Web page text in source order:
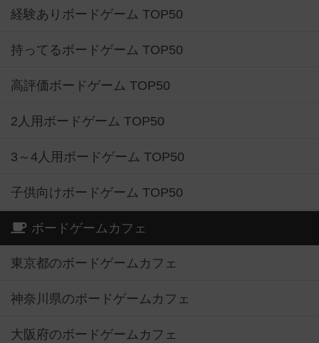
経験ありボードゲーム TOP50
持ってるボードゲーム TOP50
高評価ボードゲーム TOP50
2人用ボードゲーム TOP50
3～4人用ボードゲーム TOP50
子供向けボードゲーム TOP50
ボードゲームカフェ
東京都のボードゲームカフェ
神奈川県のボードゲームカフェ
大阪府のボードゲームカフェ